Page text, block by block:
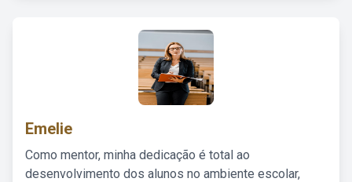
Emelie
Como mentor, minha dedicação é total ao
desenvolvimento dos alunos no ambiente escolar,